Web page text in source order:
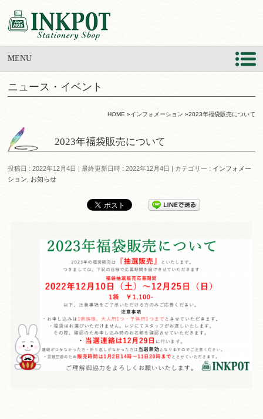
MENU
ニュース・イベント
HOME »インフォメーション »2023年福袋販売について
2023年福袋販売について
投稿日 : 2022年12月4日 最終更新日時 : 2022年12月4日 カテゴリー : インフォメー
ション
お知らせ